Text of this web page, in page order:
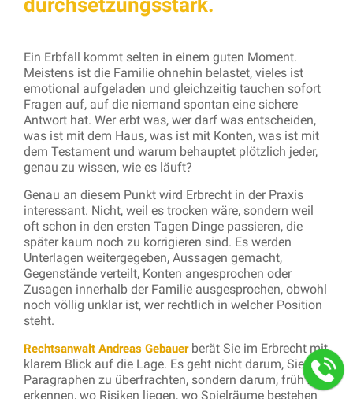
durchsetzungsstark.
Ein Erbfall kommt selten in einem guten Moment.
Meistens ist die Familie ohnehin belastet, vieles ist
emotional aufgeladen und gleichzeitig tauchen sofort
Fragen auf, auf die niemand spontan eine sichere
Antwort hat. Wer erbt was, wer darf was entscheiden,
was ist mit dem Haus, was ist mit Konten, was ist mit
dem Testament und warum behauptet plötzlich jeder,
genau zu wissen, wie es läuft?
Genau an diesem Punkt wird Erbrecht in der Praxis
interessant. Nicht, weil es trocken wäre, sondern weil
oft schon in den ersten Tagen Dinge passieren, die
später kaum noch zu korrigieren sind. Es werden
Unterlagen weitergegeben, Aussagen gemacht,
Gegenstände verteilt, Konten angesprochen oder
Zusagen innerhalb der Familie ausgesprochen, obwohl
noch völlig unklar ist, wer rechtlich in welcher Position
steht.
Rechtsanwalt Andreas Gebauerberät Sie im Erbrecht mit
klarem Blick auf die Lage. Es geht nicht darum, Sie mit
Paragraphen zu überfrachten, sondern darum, früh zu
erkennen, wo Risiken liegen, wo Spielräume bestehen